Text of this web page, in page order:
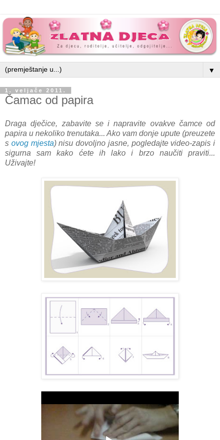
▼
1. veljače 2011.
Čamac od papira
Draga dječice, zabavite se i napravite ovakve čamce od
papira u nekoliko trenutaka... Ako vam donje upute (preuzete
s ovog mjesta) nisu dovoljno jasne, pogledajte video-zapis i
sigurna sam kako ćete ih lako i brzo naučiti praviti...
Uživajte!